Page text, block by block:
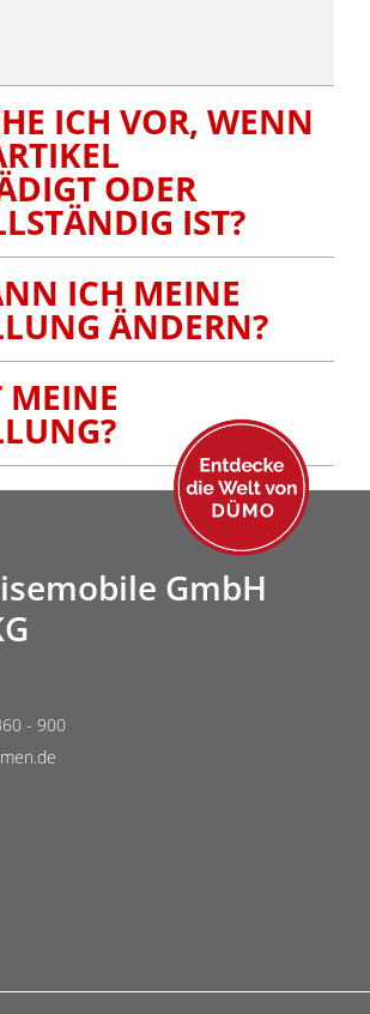
ICH VOR, WENN
ODER
IST?
ICH MEINE
ÄNDERN?
MEINE
GmbH
- 900